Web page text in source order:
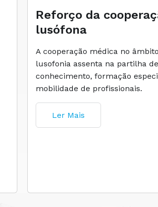
Reforço da
lusófona
A cooperação médica no
lusofonia assenta na partilha de
conhecimento, formação
mobilidade de profissionais.
Ler Mais